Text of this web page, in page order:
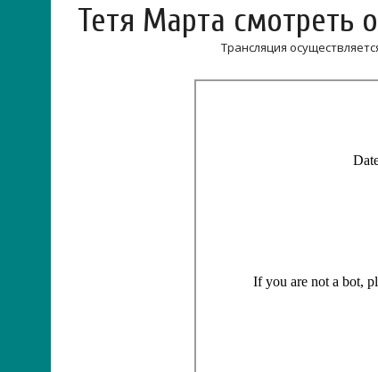
Тетя Марта смотреть
Трансляция